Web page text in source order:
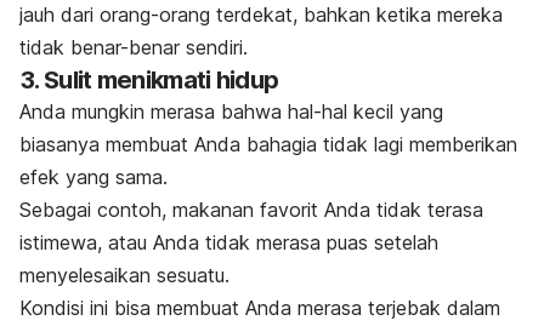
jauh dari orang-orang terdekat, bahkan ketika mereka
tidak benar-benar sendiri.
3. Sulit menikmati hidup
Anda mungkin merasa bahwa hal-hal kecil yang
biasanya membuat Anda bahagia tidak lagi memberikan
efek yang sama.
Sebagai contoh, makanan favorit Anda tidak terasa
istimewa, atau Anda tidak merasa puas setelah
menyelesaikan sesuatu.
Kondisi ini bisa membuat Anda merasa terjebak dalam